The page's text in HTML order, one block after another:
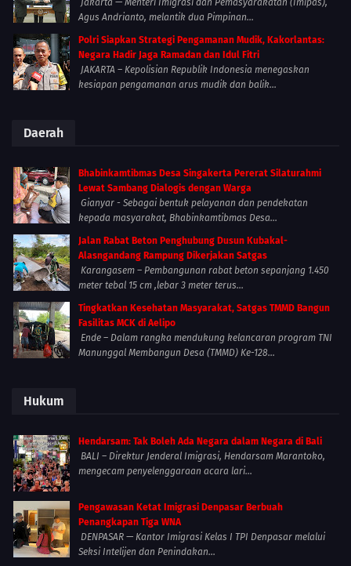
Agus Andrianto, melantik dua Pimpinan...
Polri Siapkan Strategi Pengamanan Mudik, Kakorlantas:
Negara Hadir Jaga Ramadan dan Idul Fitri
JAKARTA – Kepolisian Republik Indonesia menegaskan
kesiapan pengamanan arus mudik dan balik...
Daerah
Bhabinkamtibmas Desa Singakerta Pererat Silaturahmi
Lewat Sambang Dialogis dengan Warga
Gianyar - Sebagai bentuk pelayanan dan pendekatan
kepada masyarakat, Bhabinkamtibmas Desa...
Jalan Rabat Beton Penghubung Dusun Kubakal-
Alasngandang Rampung Dikerjakan Satgas
Karangasem – Pembangunan rabat beton sepanjang 1.450
meter tebal 15 cm ,lebar 3 meter terus...
Tingkatkan Kesehatan Masyarakat, Satgas TMMD Bangun
Fasilitas MCK di Aelipo
Ende – Dalam rangka mendukung kelancaran program TNI
Manunggal Membangun Desa (TMMD) Ke-128...
Hukum
Hendarsam: Tak Boleh Ada Negara dalam Negara di Bali
BALI – Direktur Jenderal Imigrasi, Hendarsam Marantoko,
mengecam penyelenggaraan acara lari...
Pengawasan Ketat Imigrasi Denpasar Berbuah
Penangkapan Tiga WNA
DENPASAR — Kantor Imigrasi Kelas I TPI Denpasar melalui
Seksi Intelijen dan Penindakan...